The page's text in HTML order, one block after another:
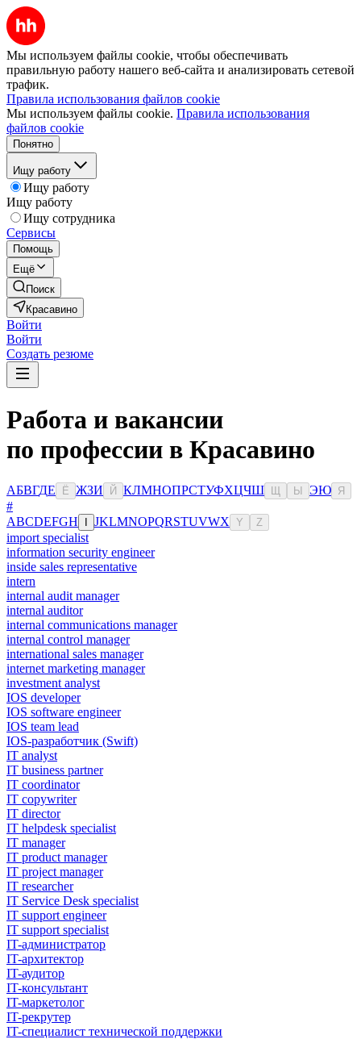
Мы используем файлы cookie, чтобы обеспечивать
правильную работу нашего веб-сайта и анализировать сетевой
трафик.
Правила использования файлов cookie
Мы используем файлы cookie. Правила использования
файлов cookie
Понятно
Ищу работу
Ищу работу
Ищу работу
Ищу сотрудника
Сервисы
Помощь
Ещё
Поиск
Красавино
Войти
Войти
Создать резюме
Работа и вакансии
по профессии в Красавино
АБВГДЕ Ё ЖЗИ Й КЛМНОПРСТУФХЦЧШ Ы ЭЮ Я
#
ABCDEFGH JKLMNOPQRSTUVWX Y Z
import specialist
information security engineer
inside sales representative
intern
internal audit manager
internal auditor
internal communications manager
internal control manager
international sales manager
internet marketing manager
investment analyst
IOS developer
IOS software engineer
IOS team lead
IOS-разработчик (Swift)
IT analyst
IT business partner
IT coordinator
IT copywriter
IT director
IT helpdesk specialist
IT manager
IT product manager
IT project manager
IT researcher
IT Service Desk specialist
IT support engineer
IT support specialist
IT-администратор
IT-архитектор
IT-аудитор
IT-консультант
IT-маркетолог
IT-рекрутер
IT-специалист технической поддержки